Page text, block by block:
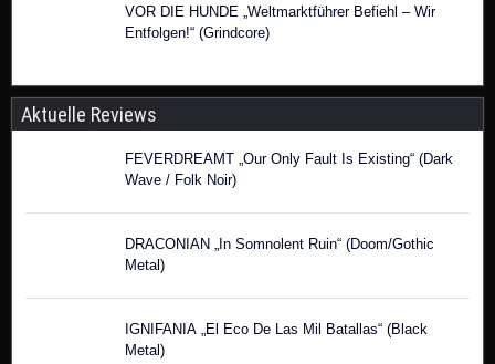
VOR DIE HUNDE „Weltmarktführer Befiehl – Wir
Entfolgen!“ (Grindcore)
Aktuelle Reviews
FEVERDREAMT „Our Only Fault Is Existing“ (Dark
Wave / Folk Noir)
DRACONIAN „In Somnolent Ruin“ (Doom/Gothic
Metal)
IGNIFANIA „El Eco De Las Mil Batallas“ (Black
Metal)